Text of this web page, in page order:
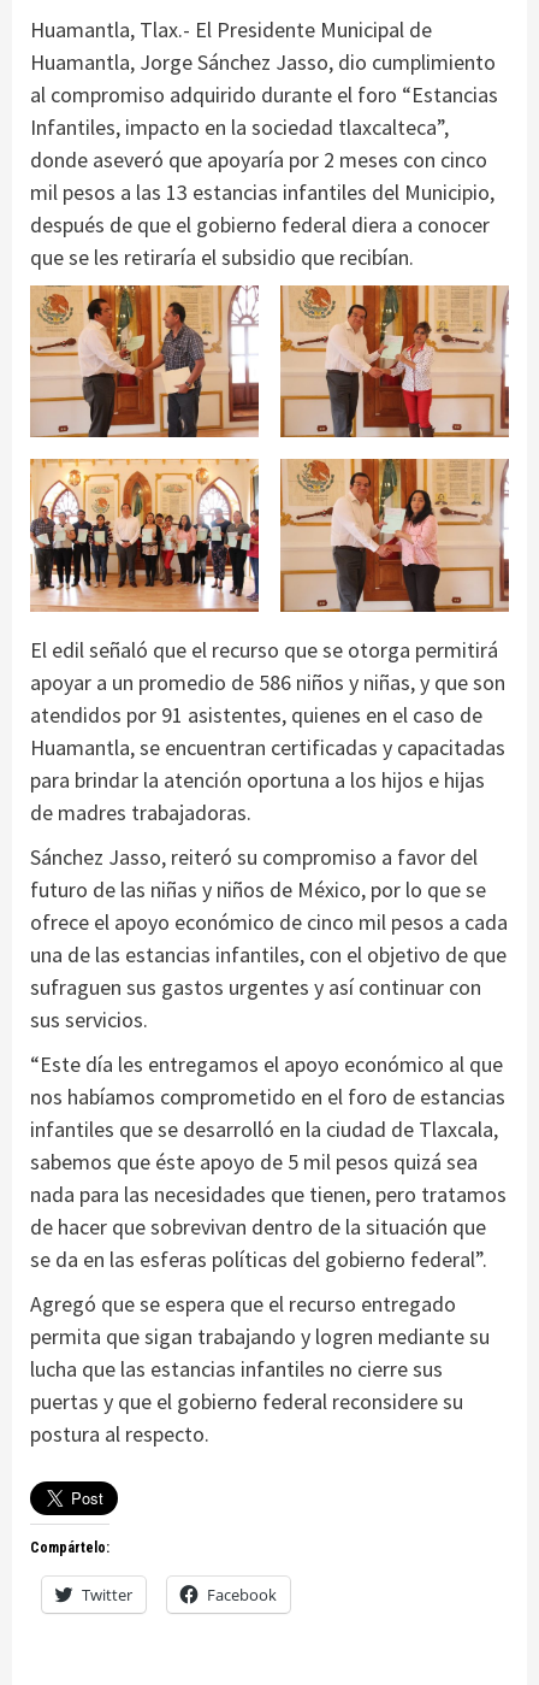
Huamantla, Tlax.- El Presidente Municipal de
Huamantla, Jorge Sánchez Jasso, dio cumplimiento
al compromiso adquirido durante el foro “Estancias
Infantiles, impacto en la sociedad tlaxcalteca”,
donde aseveró que apoyaría por 2 meses con cinco
mil pesos a las 13 estancias infantiles del Municipio,
después de que el gobierno federal diera a conocer
que se les retiraría el subsidio que recibían.
El edil señaló que el recurso que se otorga permitirá
apoyar a un promedio de 586 niños y niñas, y que son
atendidos por 91 asistentes, quienes en el caso de
Huamantla, se encuentran certificadas y capacitadas
para brindar la atención oportuna a los hijos e hijas
de madres trabajadoras.
Sánchez Jasso, reiteró su compromiso a favor del
futuro de las niñas y niños de México, por lo que se
ofrece el apoyo económico de cinco mil pesos a cada
una de las estancias infantiles, con el objetivo de que
sufraguen sus gastos urgentes y así continuar con
sus servicios.
“Este día les entregamos el apoyo económico al que
nos habíamos comprometido en el foro de estancias
infantiles que se desarrolló en la ciudad de Tlaxcala,
sabemos que éste apoyo de 5 mil pesos quizá sea
nada para las necesidades que tienen, pero tratamos
de hacer que sobrevivan dentro de la situación que
se da en las esferas políticas del gobierno federal”.
Agregó que se espera que el recurso entregado
permita que sigan trabajando y logren mediante su
lucha que las estancias infantiles no cierre sus
puertas y que el gobierno federal reconsidere su
postura al respecto.
Compártelo:
Twitter Facebook